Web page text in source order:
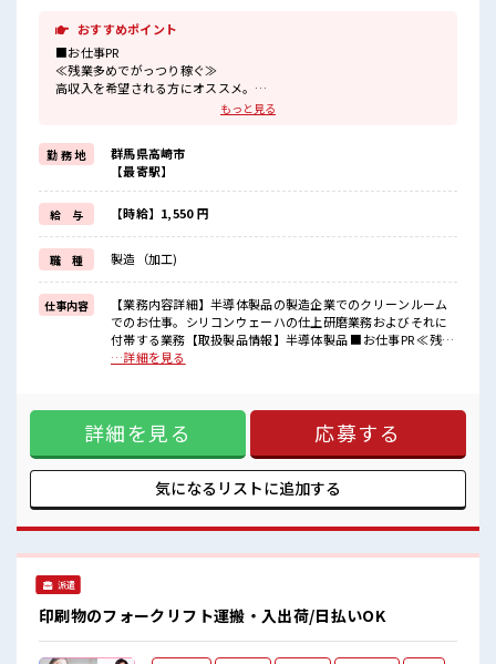
おすすめポイント
■お仕事PR
≪残業多めでがっつり稼ぐ≫
高収入を希望される方にオススメ。
残業は月20時間以上あります♪
制服があるので、
毎日の服装の悩み解消♪
≪未経験の方も大カンゲイ≫
新しいことにチャレンジするのは不安だけど、
しっかり働く環境が整っています！
イチからスキルUP・ステップUP目指していきましょう！
≪自分に向いている仕事が探せる≫
困った事などがあれば、
担当がしっかりサポートします！
■職場の雰囲気
一息つける休憩スペースもあります！
職場にはロッカー完備！
稼ぎたい方は必見！
高収入もバッチリ目指せますよ！
もっと見る
勤 務 地
群馬県高崎市
【最寄駅】
給 与 【時給】1,550 円
職 種 製造（加工)
仕事内容
【業務内容詳細】半導体製品の製造企業でのクリーンルーム
でのお仕事。シリコンウェーハの仕上研磨業務およびそれに
付帯する業務【取扱製品情報】半導体製品 ■お仕事PR ≪残業
多めでがっつり稼ぐ≫ 高収入を希望される方にオススメ。 残
イ≫ 新しいことにチャレンジするのは不安だけど、 しっかり
働く環境が整っています！ イチからスキルUP・ステップUP
目指していきましょう！ ≪自分に向いている仕事が探せる≫
困った事などがあれば、 担当がしっかりサポートします！ ■
職場の雰囲気 一息つける休憩スペースもあります！ 職場には
ロッカー完備！ 私物の置きすぎには注意が必要ですね★ 残業
…詳細を見る
詳細を見る 応募する
気になるリストに追加する
派遣
印刷物のフォークリフト運搬・入出荷/日払いOK